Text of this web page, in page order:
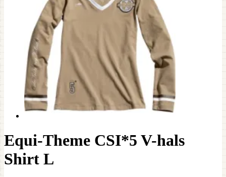
Equi-Theme CSI*5 V-hals
Shirt L